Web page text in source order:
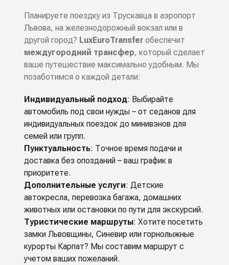
Планируете поездку из Трускавца в аэропорт
Львова, на железнодорожный вокзал или в
другой город? LuxEuroTransferобеспечит
междугородний трансфер, который сделает
ваше путешествие максимально удобным. Мы
позаботимся о каждой детали:
Индивидуальный подход: Выбирайте
автомобиль под свои нужды – от седанов для
индивидуальных поездок до минивэнов для
семей или групп.
Пунктуальность: Точное время подачи и
доставка без опозданий – ваш график в
приоритете.
Дополнительные услуги: Детские
автокресла, перевозка багажа, домашних
животных или остановки по пути для экскурсий.
Туристические маршруты: Хотите посетить
замки Львовщины, Синевир или горнолыжные
курорты Карпат? Мы составим маршрут с
учетом ваших пожеланий.